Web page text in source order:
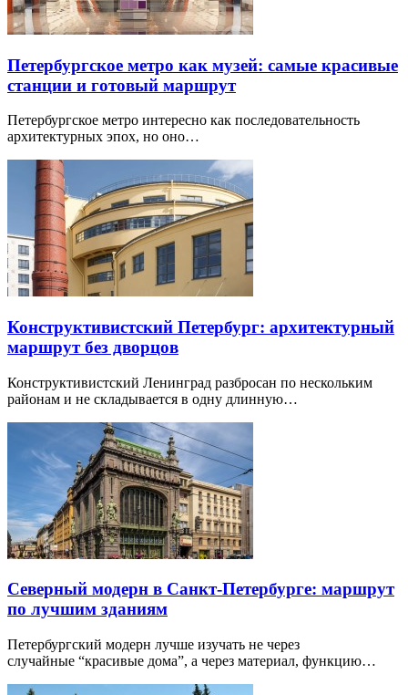
Петербургское метро как музей: самые красивые
станции и готовый маршрут
Петербургское метро интересно как последовательность
архитектурных эпох, но оно…
Конструктивистский Петербург: архитектурный
маршрут без дворцов
Конструктивистский Ленинград разбросан по нескольким
районам и не складывается в одну длинную…
Северный модерн в Санкт-Петербурге: маршрут
по лучшим зданиям
Петербургский модерн лучше изучать не через
случайные “красивые дома”, а через материал, функцию…